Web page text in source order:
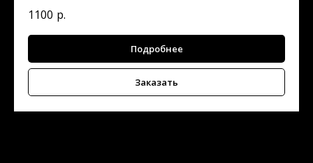
1100 р.
Подробнее
Заказать